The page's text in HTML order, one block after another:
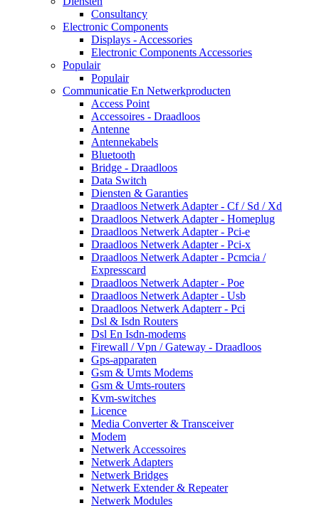
Consultancy
Electronic Components
Displays - Accessories
Electronic Components Accessories
Populair
Populair
Communicatie En Netwerkproducten
Access Point
Accessoires - Draadloos
Antenne
Antennekabels
Bluetooth
Bridge - Draadloos
Data Switch
Diensten & Garanties
Draadloos Netwerk Adapter - Cf / Sd / Xd
Draadloos Netwerk Adapter - Homeplug
Draadloos Netwerk Adapter - Pci-e
Draadloos Netwerk Adapter - Pci-x
Draadloos Netwerk Adapter - Pcmcia /
Expresscard
Draadloos Netwerk Adapter - Poe
Draadloos Netwerk Adapter - Usb
Draadloos Netwerk Adapterr - Pci
Dsl & Isdn Routers
Dsl En Isdn-modems
Firewall / Vpn / Gateway - Draadloos
Gps-apparaten
Gsm & Umts Modems
Gsm & Umts-routers
Kvm-switches
Licence
Media Converter & Transceiver
Modem
Netwerk Accessoires
Netwerk Adapters
Netwerk Bridges
Netwerk Extender & Repeater
Netwerk Modules